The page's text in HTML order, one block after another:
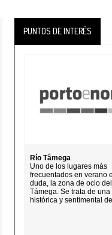
PUNTOS DE INTERÉS
Río Tâmega
Uno de los lugares más
frecuentados en verano
duda, la zona de ocio
Támega. Se trata de
histórica y sentimental